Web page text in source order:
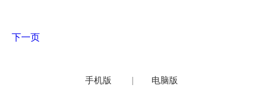
下一页
手机版 | 电脑版